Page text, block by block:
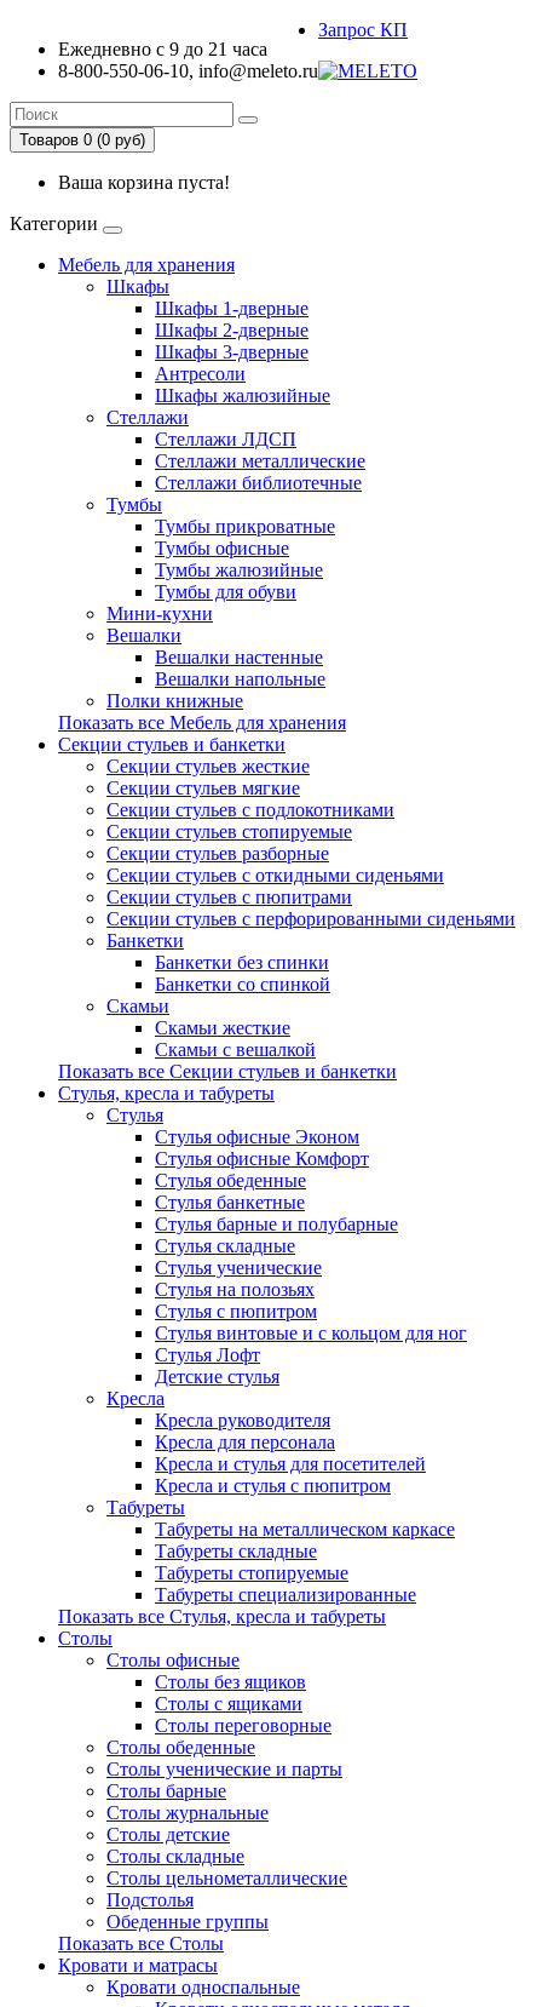
Ежедневно с 9 до 21 часа
8-800-550-06-10, info@meleto.ru
Запрос КП
Товаров 0 (0 pуб)
Ваша корзина пуста!
Категории
Мебель для хранения
Шкафы
Шкафы 1-дверные
Шкафы 2-дверные
Шкафы 3-дверные
Антресоли
Шкафы жалюзийные
Стеллажи
Стеллажи ЛДСП
Стеллажи металлические
Стеллажи библиотечные
Тумбы
Тумбы прикроватные
Тумбы офисные
Тумбы жалюзийные
Тумбы для обуви
Мини-кухни
Вешалки
Вешалки настенные
Вешалки напольные
Полки книжные
Показать все Мебель для хранения
Секции стульев и банкетки
Секции стульев жесткие
Секции стульев мягкие
Секции стульев с подлокотниками
Секции стульев стопируемые
Секции стульев разборные
Секции стульев с откидными сиденьями
Секции стульев с пюпитрами
Секции стульев с перфорированными сиденьями
Банкетки
Банкетки без спинки
Банкетки со спинкой
Скамьи
Скамьи жесткие
Скамьи с вешалкой
Показать все Секции стульев и банкетки
Стулья, кресла и табуреты
Стулья
Стулья офисные Эконом
Стулья офисные Комфорт
Стулья обеденные
Стулья банкетные
Стулья барные и полубарные
Стулья складные
Стулья ученические
Стулья на полозьях
Стулья с пюпитром
Стулья винтовые и с кольцом для ног
Стулья Лофт
Детские стулья
Кресла
Кресла руководителя
Кресла для персонала
Кресла и стулья для посетителей
Кресла и стулья с пюпитром
Табуреты
Табуреты на металлическом каркасе
Табуреты складные
Табуреты стопируемые
Табуреты специализированные
Показать все Стулья, кресла и табуреты
Столы
Столы офисные
Столы без ящиков
Столы с ящиками
Столы переговорные
Столы обеденные
Столы ученические и парты
Столы барные
Столы журнальные
Столы детские
Столы складные
Столы цельнометаллические
Подстолья
Обеденные группы
Показать все Столы
Кровати и матрасы
Кровати односпальные